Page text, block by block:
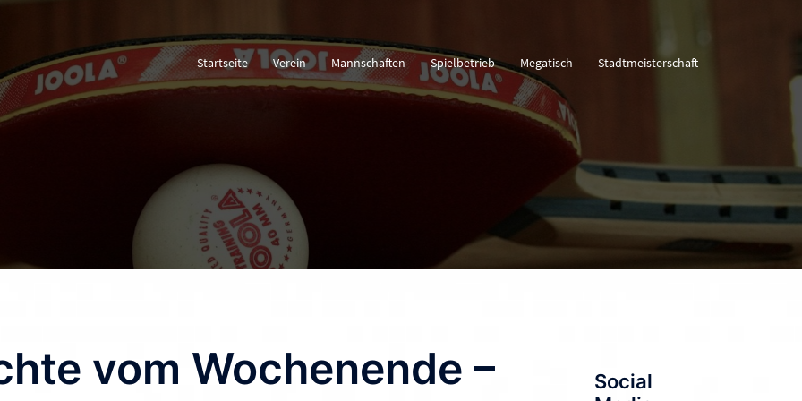
Startseite Verein Mannschaften Spielbetrieb Megatisch Stadtmeisterschaft
vom Wochenende –
Social